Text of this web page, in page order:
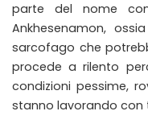
parte del nome
Ankhesenamon,
sarcofago che
procede a rilento
condizioni pessime,
stanno lavorando con